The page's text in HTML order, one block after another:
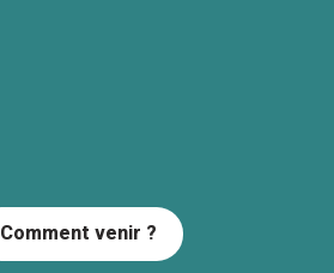
Comment venir ?